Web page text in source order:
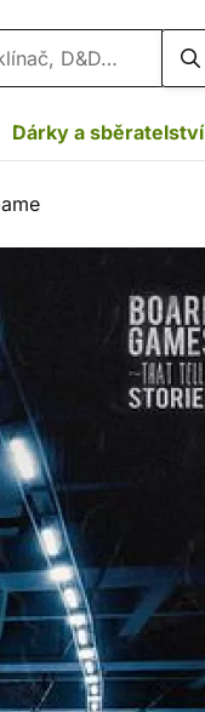
Dárky a sběratelství